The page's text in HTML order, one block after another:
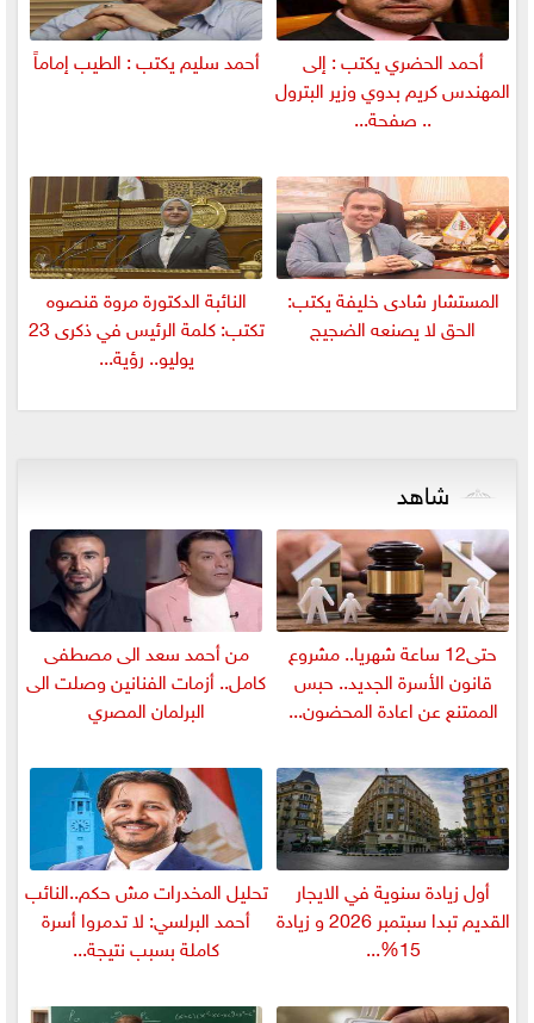
أحمد الحضري يكتب : إلى
المهندس كريم بدوي وزير البترول
.. صفحة...
أحمد سليم يكتب : الطيب إماماً
المستشار شادى خليفة يكتب:
الحق لا يصنعه الضجيج
النائبة الدكتورة مروة قنصوه
تكتب: كلمة الرئيس في ذكرى 23
يوليو.. رؤية...
شاهد
حتى12 ساعة شهريا.. مشروع
قانون الأسرة الجديد.. حبس
الممتنع عن اعادة المحضون...
من أحمد سعد الى مصطفى
كامل.. أزمات الفنانين وصلت الى
البرلمان المصري
أول زيادة سنوية في الايجار
القديم تبدا سبتمبر 2026 و زيادة
15%...
تحليل المخدرات مش حكم..النائب
أحمد البرلسي: لا تدمروا أسرة
كاملة بسبب نتيجة...